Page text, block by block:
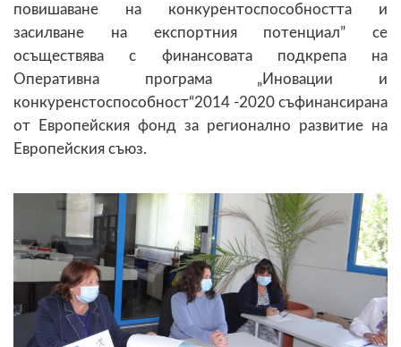
повишаване на конкурентоспособността и
засилване на експортния потенциал” се
осъществява с финансовата подкрепа на
Оперативна програма „Иновации и
конкуренстоспособност“2014 -2020 съфинансирана
от Европейския фонд за регионално развитие на
Европейския съюз.